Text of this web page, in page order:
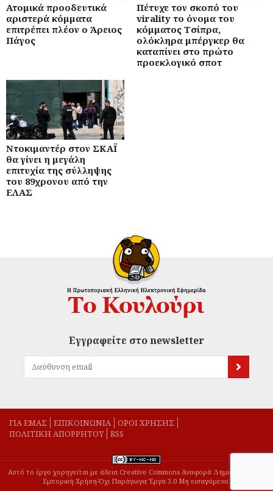
Ατομικά προοδευτικά
αριστερά κόμματα
επιτρέπει πλέον ο Άρειος
Πάγος
Πέτυχε τον σκοπό του
virality το όνομα του
κόμματος Τσίπρα,
ολόκληρα μπέργκερ θα
καταπίνει στο πρώτο
προεκλογικό σποτ
Ντοκιμαντέρ στον ΣΚΑΪ
θα γίνει η μεγάλη
επιτυχία της σύλληψης
του 89χρονου από την
ΕΛΑΣ
Εγγραφείτε στο newsletter
ΓΙΑ ΕΜΑΣ EΠΙΚΟΙΝΩΝΙΑ
ΟΡΟΙ ΧΡΗΣΗΣ
ΠΟΛΙΤΙΚΗ ΑΠΟΡΡΗΤΟΥ
RSS
Αυτό το έργο χορηγείται με άδεια Creative Commons Αναφορά Δημιουργού-Μη
Εμπορική Χρήση-Όχι Παράγωγα Έργα 3.0 Μη εισαγόμενο.